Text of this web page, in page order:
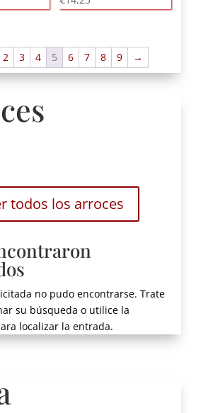
2 3 4 5 6 7 8 9 →
todos los arroces
no pudo encontrarse. Trate
su búsqueda o utilice la
localizar la entrada.